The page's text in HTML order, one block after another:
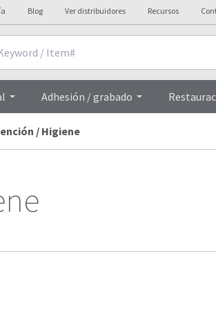
Blog Ver distribuidores Recursos
Adhesión / grabado
/ Higiene